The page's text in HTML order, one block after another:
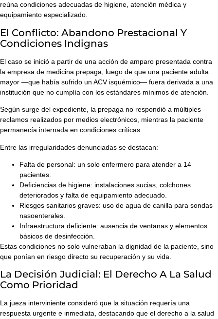
reúna condiciones adecuadas de higiene, atención médica y
equipamiento especializado.
El Conflicto: Abandono Prestacional Y
Condiciones Indignas
El caso se inició a partir de una acción de amparo presentada contra
la empresa de medicina prepaga, luego de que una paciente adulta
mayor —que había sufrido un ACV isquémico— fuera derivada a una
institución que no cumplía con los estándares mínimos de atención.
Según surge del expediente, la prepaga no respondió a múltiples
reclamos realizados por medios electrónicos, mientras la paciente
permanecía internada en condiciones críticas.
Entre las irregularidades denunciadas se destacan:
Falta de personal: un solo enfermero para atender a 14
pacientes.
Deficiencias de higiene: instalaciones sucias, colchones
deteriorados y falta de equipamiento adecuado.
Riesgos sanitarios graves: uso de agua de canilla para sondas
nasoenterales.
Infraestructura deficiente: ausencia de ventanas y elementos
básicos de desinfección.
Estas condiciones no solo vulneraban la dignidad de la paciente, sino
que ponían en riesgo directo su recuperación y su vida.
La Decisión Judicial: El Derecho A La Salud
Como Prioridad
La jueza interviniente consideró que la situación requería una
respuesta urgente e inmediata, destacando que el derecho a la salud